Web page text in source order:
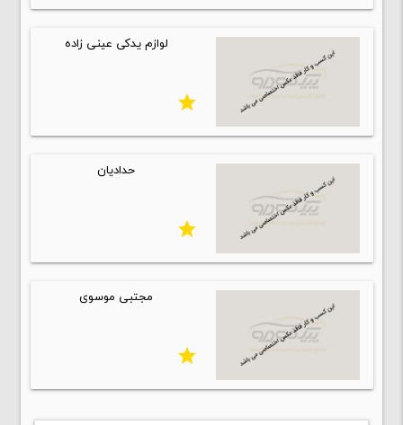
لوازم یدکی عینی زاده
star
حدادیان
star
مجتبی موسوی
star